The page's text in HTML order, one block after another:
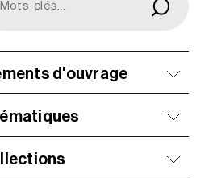
d'ouvrage
les plus
besoins grâce aux